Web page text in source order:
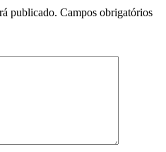
publicado. Campos obrigatórios